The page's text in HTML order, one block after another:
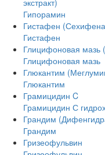
экстракт)
Гипорамин
Гистафен
Гистафен
Глицифоновая мазь
Глицифоновая мазь
Глюкантим
Глюкантим
Грамицидин C
Грамицидин С
Грандим
Грандим
Гризеофульвин